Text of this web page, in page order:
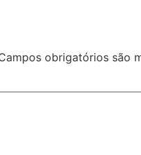
obrigatórios são